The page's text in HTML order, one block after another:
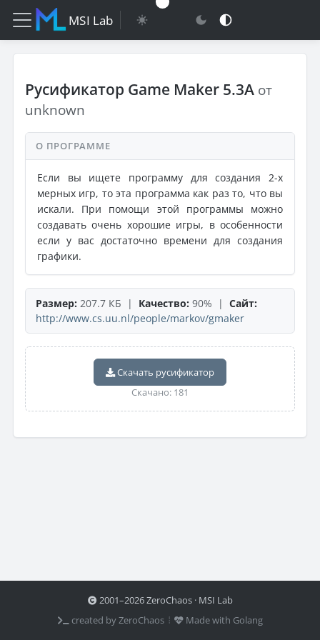
MSI Lab
Русификатор Game Maker 5.3A от
unknown
О ПРОГРАММЕ
Если вы ищете программу для создания 2-х
мерных игр, то эта программа как раз то, что вы
искали. При помощи этой программы можно
создавать очень хорошие игры, в особенности
если у вас достаточно времени для создания
графики.
Размер: 207.7 КБ | Качество: 90% | Сайт:
http://www.cs.uu.nl/people/markov/gmaker
Скачать русификатор
Скачано: 181
2001–2026 ZeroChaos · MSI Lab
created by ZeroChaos ⦙
Made with Golang